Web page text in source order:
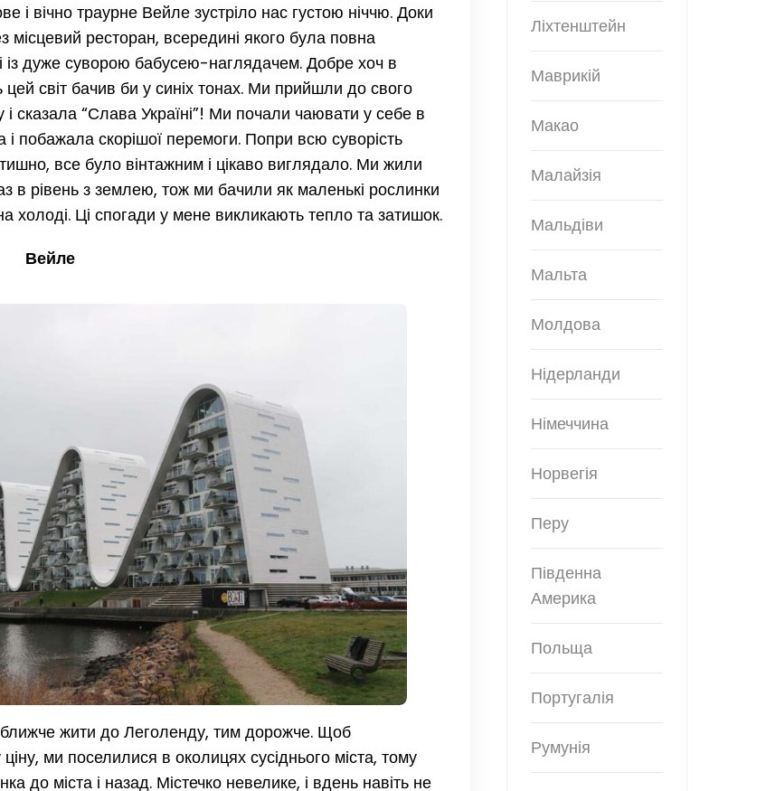
і вічно траурне Вейле зустріло нас густою ніччю. Доки
ресторан, всередині якого була повна
із дуже суворою бабусею-наглядачем. Добре хоч в
світ бачив би у синіх тонах. Ми прийшли до свого
сказала “Слава Україні”! Ми почали чаювати у себе в
побажала скорішої перемоги. Попри всю суворість
все було вінтажним і цікаво виглядало. Ми жили
в рівень з землею, тож ми бачили як маленькі рослинки
холоді. Ці спогади у мене викликають тепло та затишок.
Вейле
жити до Леголенду, тим дорожче. Щоб
ми поселилися в околицях сусіднього міста, тому
до міста і назад. Містечко невелике, і вдень навіть не
Ліхтенштейн
Маврикій
Макао
Малайзія
Мальдіви
Мальта
Молдова
Нідерланди
Німеччина
Норвегія
Перу
Південна
Америка
Польща
Португалія
Румунія